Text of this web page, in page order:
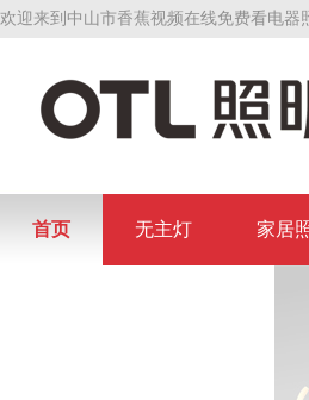
欢迎来到中山市香蕉视频在线免费看电器
首页 无主灯 家居